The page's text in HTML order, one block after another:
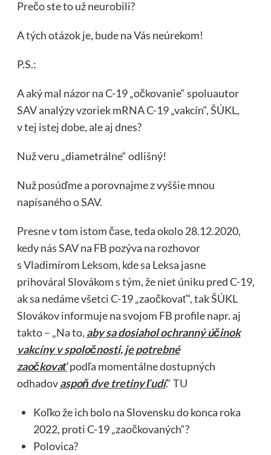
Prečo ste to už neurobili?
A tých otázok je, bude na Vás neúrekom!
P.S.:
A aký mal názor na C-19 „očkovanie“ spoluautor
SAV analýzy vzoriek mRNA C-19 „vakcín“, ŠÚKL,
v tej istej dobe, ale aj dnes?
Nuž veru „diametrálne“ odlišný!
Nuž posúďme a porovnajme z vyššie mnou
napísaného o SAV.
Presne v tom istom čase, teda okolo 28.12.2020,
kedy nás SAV na FB pozýva na rozhovor
s Vladimírom Leksom, kde sa Leksa jasne
prihováral Slovákom s tým, že niet úniku pred C-19,
ak sa nedáme všetci C-19 „zaočkovať“, tak ŠÚKL
Slovákov informuje na svojom FB profile napr. aj
takto – „Na to, aby sa dosiahol ochranný účinok
vakcíny v spoločnosti, je potrebné
zaočkovaťpodľa momentálne dostupných
odhadovaspoň dve tretiny ľudí.“TU
Koľko že ich bolo na Slovensku do konca roka
2022, proti C-19 „zaočkovaných“?
Polovica?